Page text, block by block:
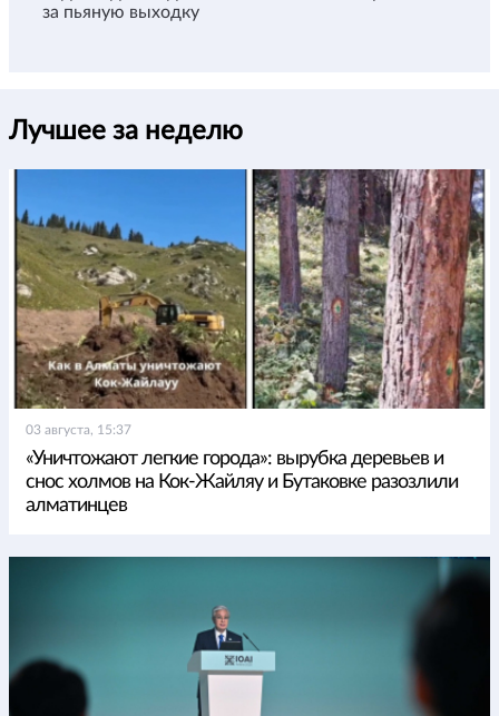
за пьяную выходку
Лучшее за неделю
03 августа, 15:37
«Уничтожают легкие города»: вырубка деревьев и
снос холмов на Кок-Жайляу и Бутаковке разозлили
алматинцев